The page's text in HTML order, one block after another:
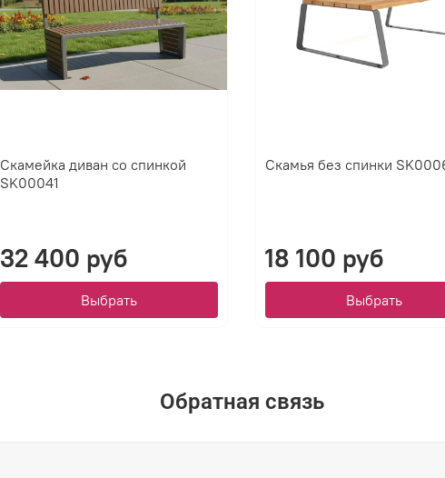
Скамейка диван со спинкой
SK00041
32 400 руб
Выбрать
Скамья без спинки
18 100 руб
Выбрать
Обратная связь